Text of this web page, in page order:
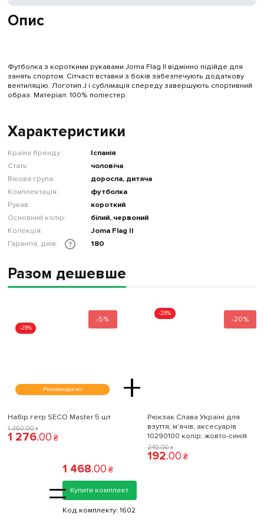
Опис
Футболка з короткими рукавами Joma Flag II відмінно підійде для
занять спортом. Сітчасті вставки з боків забезпечують додаткову
вентиляцію. Логотип J і сублімація спереду завершують спортивний
образ. Матеріал: 100% поліестер.
Характеристики
Країна бренду:
Іспанія
Стать:
чоловіча
Вікова група:
доросла, дитяча
Комплектація:
футболка
Рукав:
короткий
Основний колір:
білий, червоний
Колекція:
Joma Flag II
Гарантія, днів:
? 180
Разом дешевше
-5%
Рекомендуємо
-28%
+
Набір гетр SECO Master 5 шт
1 350.00 ₴
1 276.00 ₴
-20%
-28%
Рюкзак Слава Україні для
взуття, м'ячів, аксесуарів
10290100 колiр: жовто-синій
240.00 ₴
192.00 ₴
=
1 468.00 ₴
Купити комплект
Код комплекту: 1602